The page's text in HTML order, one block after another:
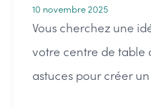
10 novembre 2025
Vous cherchez une
votre centre de table
astuces pour créer un